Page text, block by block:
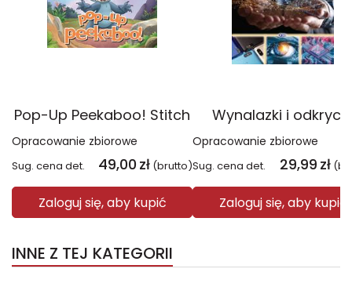
Pop-Up Peekaboo! Stitch
Opracowanie zbiorowe
Sug. cena det. 49,00 zł (brutto)
Zaloguj się, aby kupić
Wynalazki i
Opracowanie zbiorowe
Sug. cena det. 29,99 zł
Zaloguj się, aby kupić
INNE Z TEJ KATEGORII